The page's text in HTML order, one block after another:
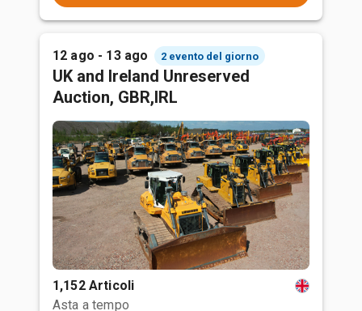
12 ago - 13 ago 2 evento del giorno
UK and Ireland Unreserved
Auction, GBR,IRL
1,152 Articoli
Asta a tempo